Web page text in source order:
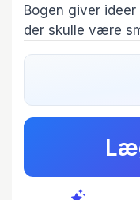
Bogen giver
der skulle være
hvordan vi
levesteder for
bruges ting, som
papkasser,
fund fra naturen
Gennem leg
og genbrugsting